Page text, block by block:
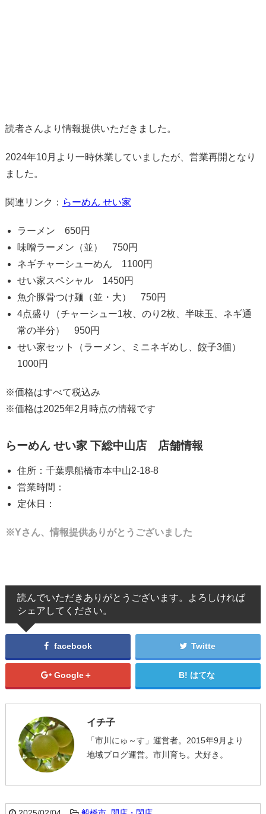
読者さんより情報提供いただきました。
2024年10月より一時休業していましたが、営業再開となり
ました。
関連リンク： らーめん せい家
ラーメン 650円
味噌ラーメン（並） 750円
ネギチャーシューめん 1100円
せい家スペシャル 1450円
魚介豚骨つけ麺（並・大） 750円
4点盛り（チャーシュー1枚、のり2枚、半味玉、ネギ通
常の半分） 950円
せい家セット（ラーメン、ミニネギめし、餃子3個）
1000円
※価格はすべて税込み
※価格は2025年2月時点の情報です
らーめん せい家 下総中山店 店舗情報
住所：千葉県船橋市本中山2-18-8
営業時間：
定休日：
※Yさん、情報提供ありがとうございました
読んでいただきありがとうございます。よろしければ
シェアしてください。
facebook Twitte
Google＋ はてな
イチ子
「市川にゅ～す」運営者。2015年9月より
地域ブログ運営。市川育ち。犬好き。